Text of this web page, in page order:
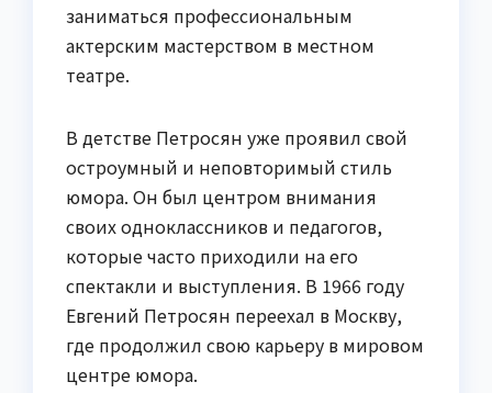
заниматься профессиональным
актерским мастерством в местном
театре.
В детстве Петросян уже проявил свой
остроумный и неповторимый стиль
юмора. Он был центром внимания
своих одноклассников и педагогов,
которые часто приходили на его
спектакли и выступления. В 1966 году
Евгений Петросян переехал в Москву,
где продолжил свою карьеру в мировом
центре юмора.